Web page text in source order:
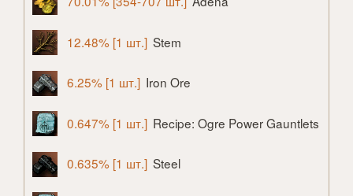
12.48% [1 шт.] Stem
6.25% [1 шт.] Iron Ore
0.647% [1 шт.] Recipe: Ogre Power Gauntlets
0.635% [1 шт.] Steel